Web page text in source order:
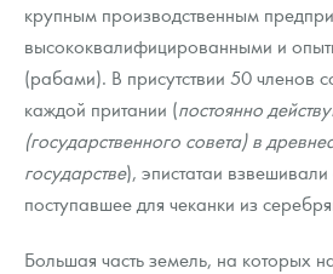
крупным производственным
высококвалифицированными и
(рабами). В присутствии 50 членов
каждой притании (постоянно
(государственного совета) в
государстве), эпистатаи
поступавшее для чеканки из
Большая часть земель, на которых